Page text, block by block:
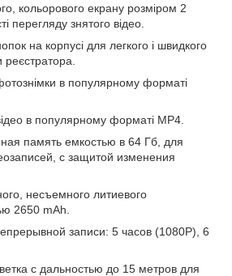
кольорового екрану розміром 2
перегляду знятого відео.
на корпусі для легкого і швидкого
в популярному форматі
в популярному форматі MP4.
память емкостью в 64 Гб, для
с защитой изменения
несъемного литиевого
2650 mAh.
записи: 5 часов (1080P), 6
с дальностью до 15 метров для